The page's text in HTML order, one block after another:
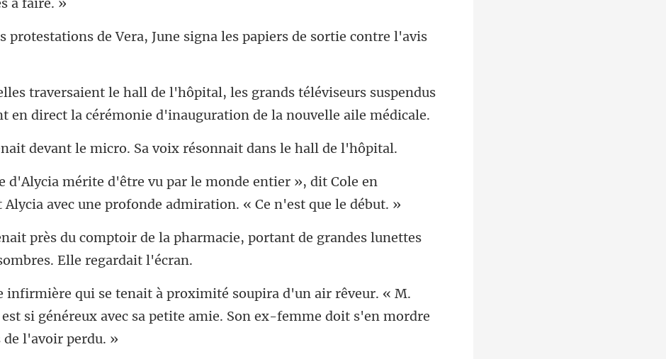
era, June signa les papiers d
grands téléviseurs suspendus
en direct la
micro. Sa voix résonnait
e entier », dit Cole en
Alycia avec un
harmacie, portant de grandes lunettes
air rêveur. « M.
si généreux avec sa petite amie